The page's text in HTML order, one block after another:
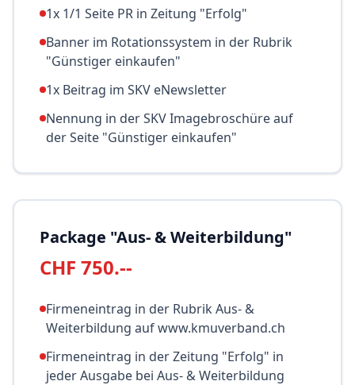
1x 1/1 Seite PR in Zeitung "Erfolg"
Banner im Rotationssystem in der Rubrik
"Günstiger einkaufen"
1x Beitrag im SKV eNewsletter
Nennung in der SKV Imagebroschüre auf
der Seite "Günstiger einkaufen"
Package "Aus- & Weiterbildung"
CHF 750.--
Firmeneintrag in der Rubrik Aus- &
Weiterbildung auf www.kmuverband.ch
Firmeneintrag in der Zeitung "Erfolg" in
jeder Ausgabe bei Aus- & Weiterbildung